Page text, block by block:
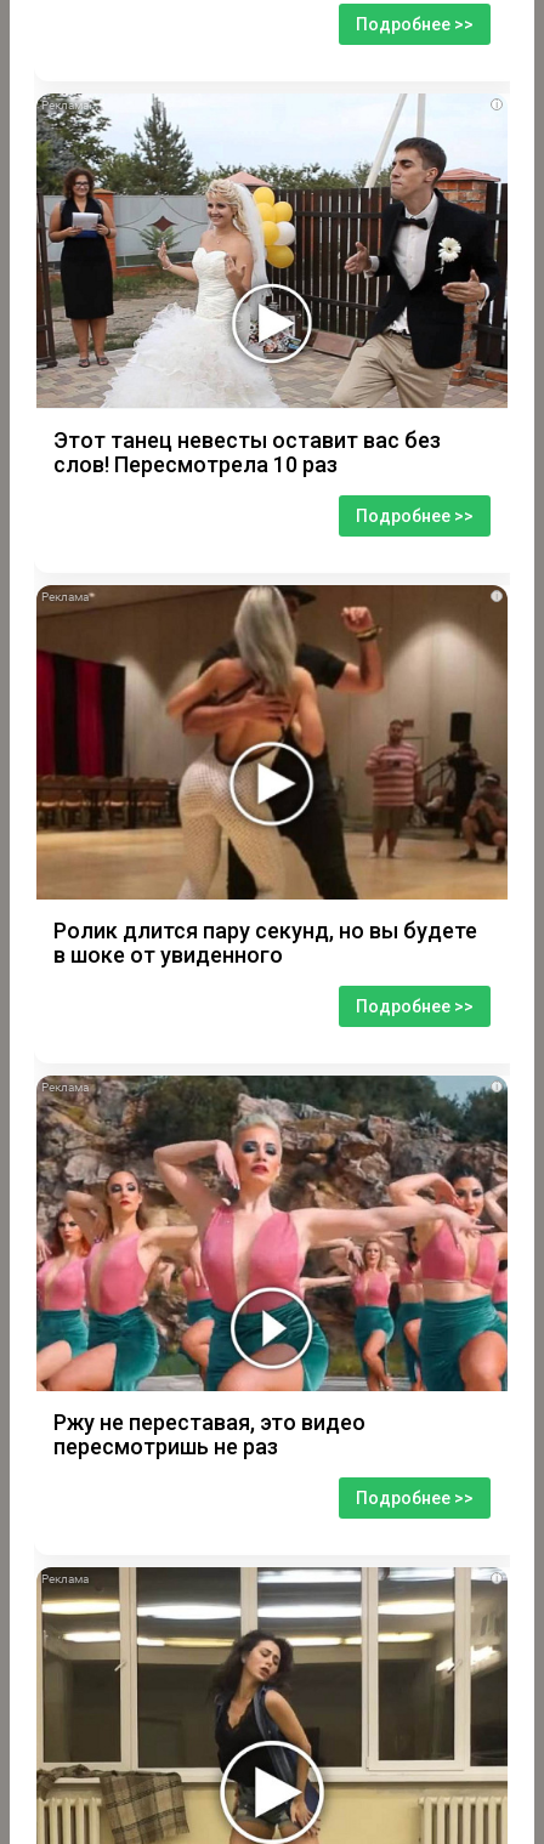
Подробнее >>
i
Этот танец невесты оставит вас без
слов! Пересмотрела 10 раз
Подробнее >>
i
Ролик длится пару секунд, но вы будете
в шоке от увиденного
Подробнее >>
i
Ржу не переставая, это видео
пересмотришь не раз
Подробнее >>
i